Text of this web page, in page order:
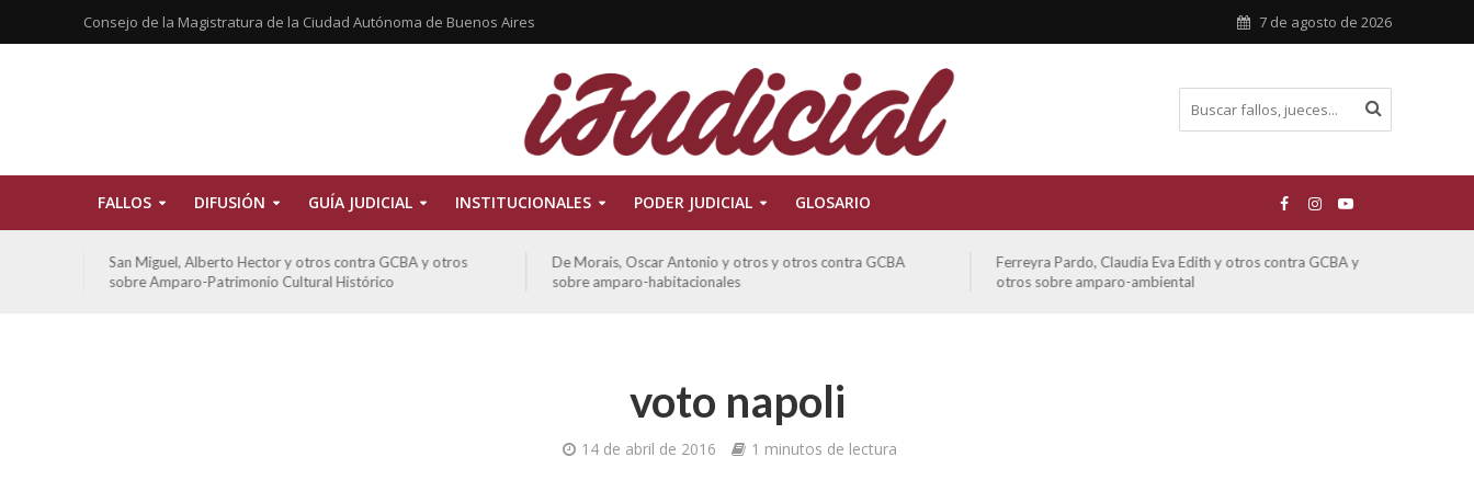
Consejo de la Magistratura de la Ciudad Autónoma de Buenos Aires 7 de agosto de 2026
FALLOS DIFUSIÓN GUÍA JUDICIAL INSTITUCIONALES PODER JUDICIAL GLOSARIO
San Miguel, Alberto Hector y otros contra GCBA y otros
sobre Amparo-Patrimonio Cultural Histórico
De Morais, Oscar Antonio y otros y otros contra GCBA
sobre amparo-habitacionales
Ferreyra Pardo, Claudia Eva Edith y otros contra GCBA y
otros sobre amparo-ambiental
voto napoli
14 de abril de 2016 1 minutos de lectura